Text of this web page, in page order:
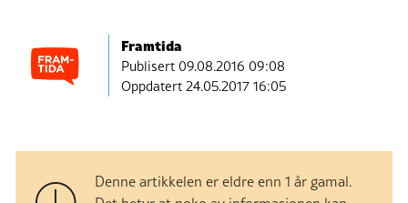
Framtida
Publisert09.08.2016 09:08
Oppdatert 24.05.2017 16:05
Denne artikkelen er eldre enn 1 år gamal.